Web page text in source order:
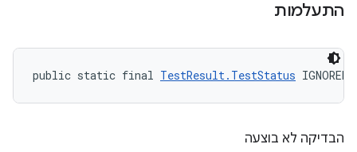
התעלמות
public static final TestResult.TestStatus IGNORED
הבדיקה לא בוצעה